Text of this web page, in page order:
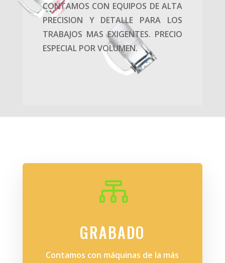
CONTAMOS CON EQUIPOS DE ALTA
PRECISION Y DETALLE PARA LOS
TRABAJOS MAS EXIGENTES. PRECIO
ESPECIAL POR VOLUMEN.

GRABADO
Contamos con máquinas de la más